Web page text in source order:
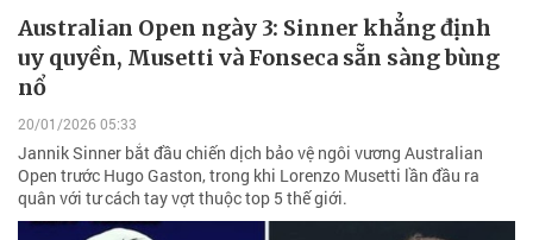
Australian Open ngày 3: Sinner khẳng định
uy quyền, Musetti và Fonseca sẵn sàng bùng
nổ
20/01/2026 05:33
Jannik Sinner bắt đầu chiến dịch bảo vệ ngôi vương Australian
Open trước Hugo Gaston, trong khi Lorenzo Musetti lần đầu ra
quân với tư cách tay vợt thuộc top 5 thế giới.